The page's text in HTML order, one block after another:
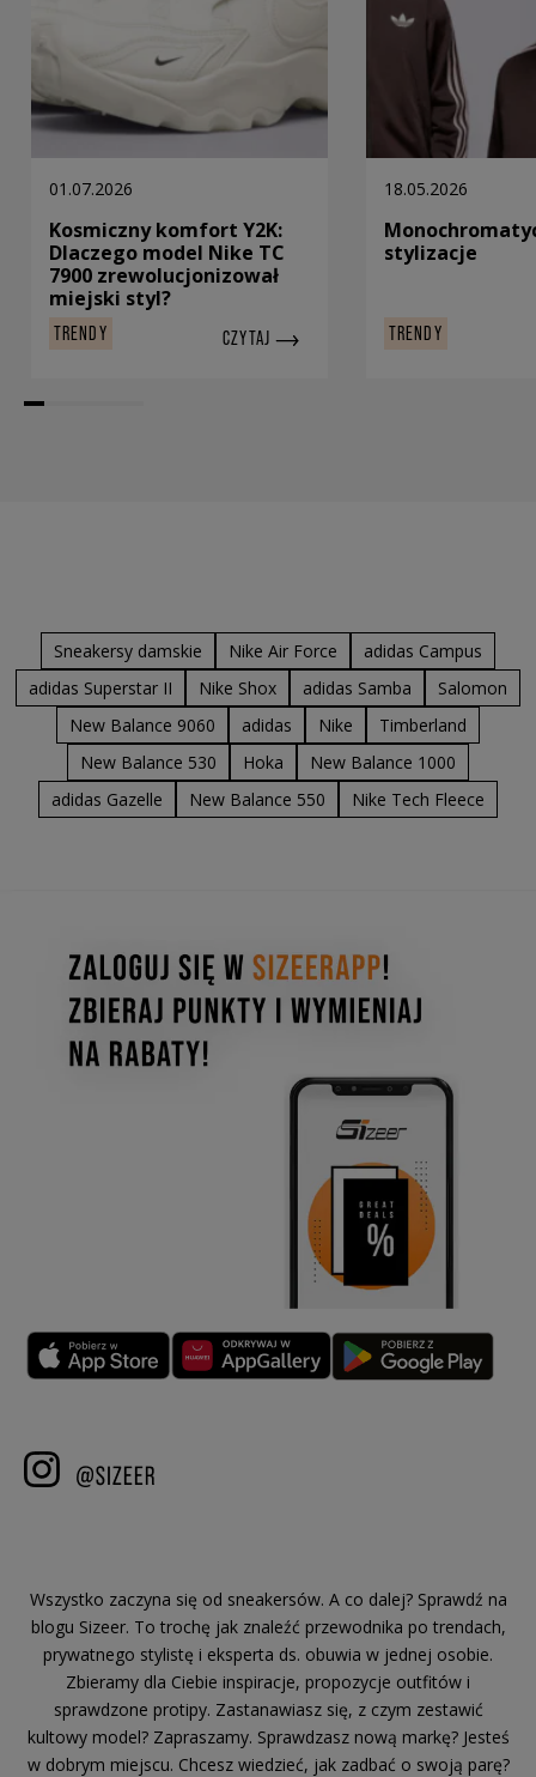
01.07.2026
Kosmiczny komfort Y2K:
Dlaczego model Nike TC
7900 zrewolucjonizował
miejski styl?
TRENDY CZYTAJ
18.05.2026
stylizacje
TRENDY
Sneakersy damskie Nike Air Force
adidas Campus
adidas Superstar II
Nike Shox adidas Samba
Salomon
New Balance 9060
adidas Nike
Timberland
New Balance 530
Hoka
New Balance 1000
adidas Gazelle
New Balance 550 Nike Tech Fleece
Wszystko zaczyna się od sneakersów. A co dalej? Sprawdź na
blogu Sizeer. To trochę jak znaleźć przewodnika po trendach,
prywatnego stylistę i eksperta ds. obuwia w jednej osobie.
Zbieramy dla Ciebie inspiracje, propozycje outfitów i
sprawdzone protipy. Zastanawiasz się, z czym zestawić
kultowy model? Zapraszamy. Sprawdzasz nową markę? Jesteś
w dobrym miejscu. Chcesz wiedzieć, jak zadbać o swoją parę?